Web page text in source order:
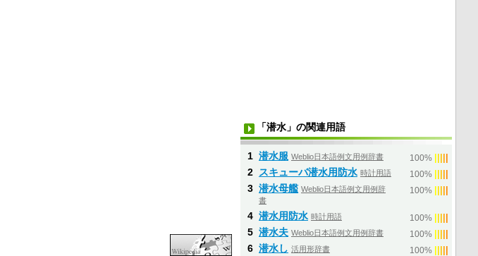
「潜水」の関連用語
1 潜水服 Weblio日本語例文用例辞書 100%
2 スキューバ潜水用防水 時計用語 100%
3 潜水母艦 Weblio日本語例文用例辞
書
100%
4 潜水用防水 時計用語 100%
5 潜水夫 Weblio日本語例文用例辞書 100%
6 潜水し 活用形辞書 100%